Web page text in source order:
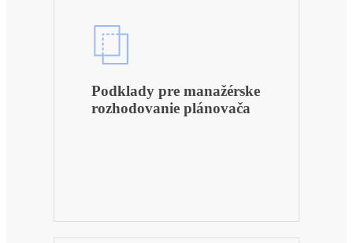
Podklady pre manažérske
rozhodovanie plánovača